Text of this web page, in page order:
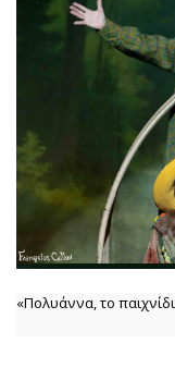
«Πολυάννα, το